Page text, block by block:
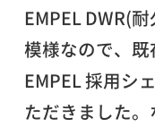
EMPEL DWR(
模様なので、
EMPEL 採用シ
ただきました。